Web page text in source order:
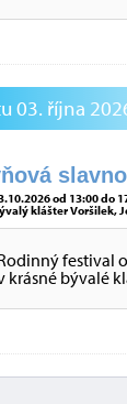
03. října
od 13:00 do
klášter Voršilek,
festival
krásné bývalé